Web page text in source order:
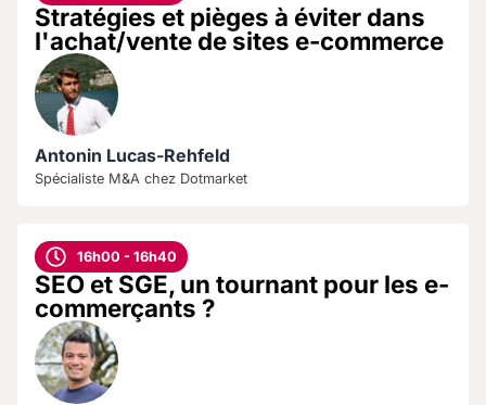
Stratégies et pièges à éviter dans
l'achat/vente de sites e-commerce
Antonin Lucas-Rehfeld
Spécialiste M&A chez Dotmarket
16h00 - 16h40
SEO et SGE, un tournant pour les e-
commerçants ?